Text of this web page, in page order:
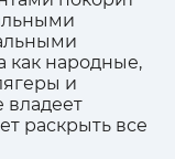
как народные,
и
раскрыть все